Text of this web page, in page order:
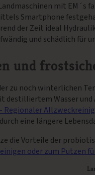
mit EM´s
Smartphone
der Zeit ideal
und schädlich für
und
zu noch winterlichen
destilliertem Wasser
Regionaler
eine längere
die Vorteile der
oder zum Putzen